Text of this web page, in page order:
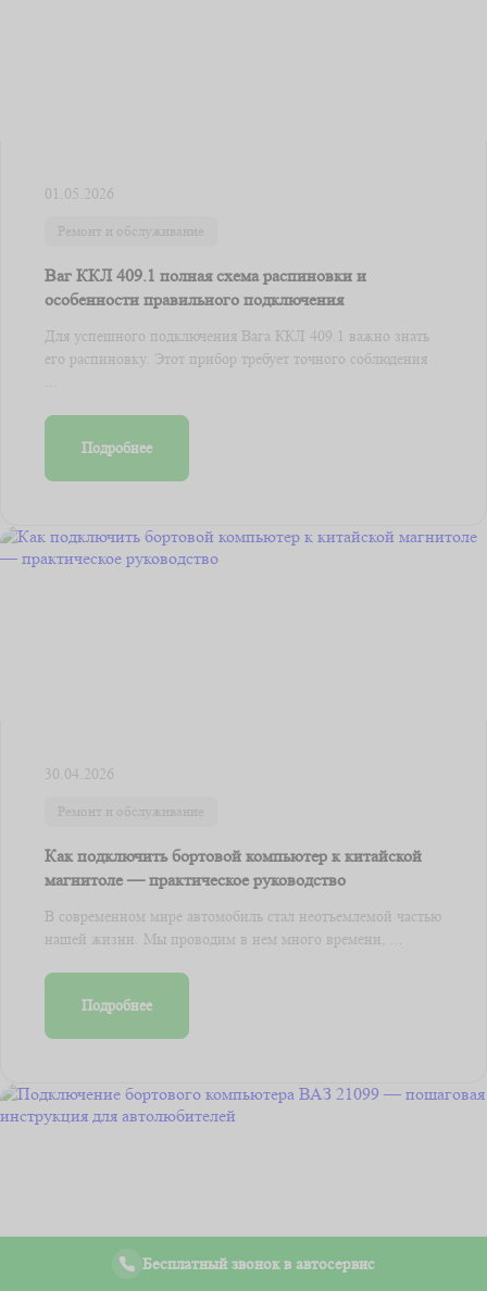
01.05.2026
Ремонт и обслуживание
Ваг ККЛ 409.1 полная схема распиновки и
особенности правильного подключения
Для успешного подключения Вага ККЛ 409.1 важно знать
его распиновку. Этот прибор требует точного соблюдения
Подробнее
30.04.2026
Ремонт и обслуживание
Как подключить бортовой компьютер к китайской
магнитоле — практическое руководство
В современном мире автомобиль стал неотъемлемой частью
нашей жизни. Мы проводим в нем много времени, ...
Подробнее
Бесплатный звонок в автосервис